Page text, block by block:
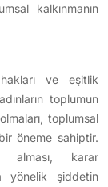
kalkınmanın
ve eşitlik
toplumun
toplumsal
öneme sahiptir.
alması, karar
yönelik şiddetin